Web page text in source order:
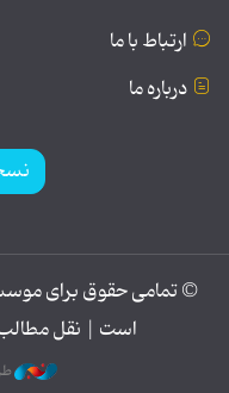
ارتباط با ما
درباره ما
© تمامی حقوق برای
است | نقل مطالب